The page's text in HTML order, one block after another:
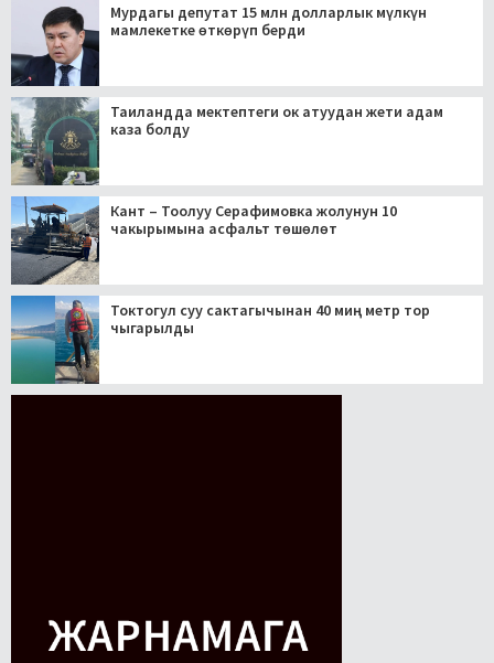
Мурдагы депутат 15 млн долларлык мүлкүн
мамлекетке өткөрүп берди
Таиландда мектептеги ок атуудан жети адам
каза болду
Кант – Тоолуу Серафимовка жолунун 10
чакырымына асфальт төшөлөт
Токтогул суу сактагычынан 40 миң метр тор
чыгарылды